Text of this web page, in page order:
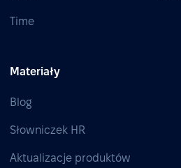
Time
Materiały
Blog
Słowniczek HR
Aktualizacje produktów